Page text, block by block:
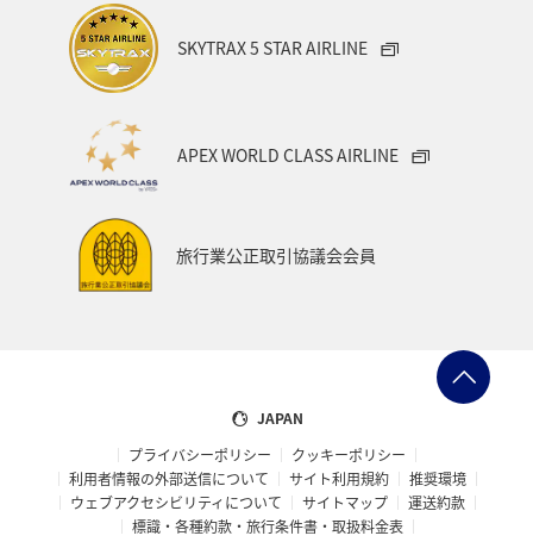
SKYTRAX 5 STAR AIRLINE
APEX WORLD CLASS AIRLINE
旅行業公正取引協議会会員
JAPAN
プライバシーポリシー
クッキーポリシー
利用者情報の外部送信について
サイト利用規約
推奨環境
ウェブアクセシビリティについて
サイトマップ
運送約款
標識・各種約款・旅行条件書・取扱料金表